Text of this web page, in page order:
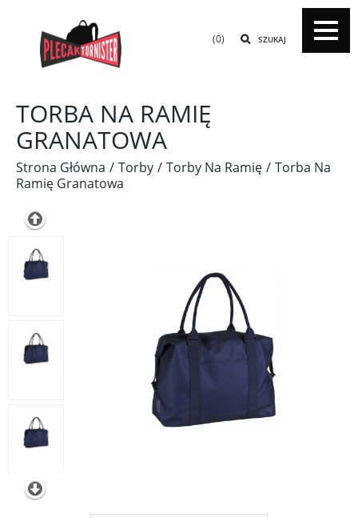
SZUKAJ
(0)
TORBA NA RAMIĘ
GRANATOWA
Strona Główna Torby Torby Na Ramię
Torba Na
Ramię Granatowa